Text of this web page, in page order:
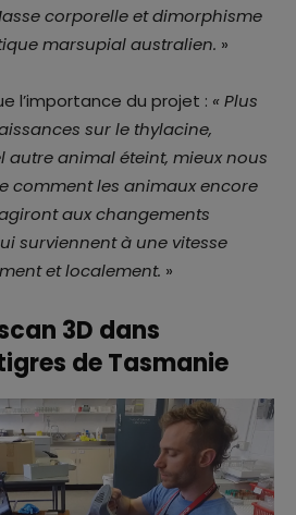
corporelle et dimorphisme
marsupial australien. »
l’importance du projet : « Plus
sur le thylacine,
autre animal éteint, mieux nous
comment les animaux encore
aux changements
surviennent à une vitesse
et localement. »
3D dans
de Tasmanie